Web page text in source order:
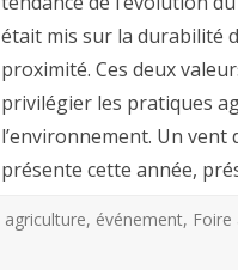
était mis sur la durabilité
proximité. Ces deux
privilégier les pratiques
l’environnement. Un vent
présente cette année,
agriculture, événement,